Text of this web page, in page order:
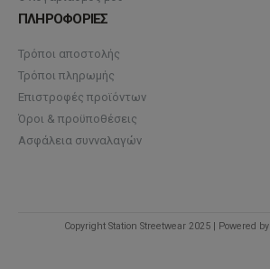
ΠΛΗΡΟΦΟΡΙΕΣ
Τρόποι αποστολής
Τρόποι πληρωμής
Επιστροφές προϊόντων
Όροι & προϋποθέσεις
Ασφάλεια συνναλαγών
Copyright Station Streetwear 2025 | Powered by